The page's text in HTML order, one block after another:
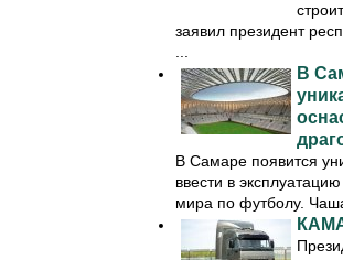
заявил президент
...
В
В Самаре появится
ввести в
мира по футболу.